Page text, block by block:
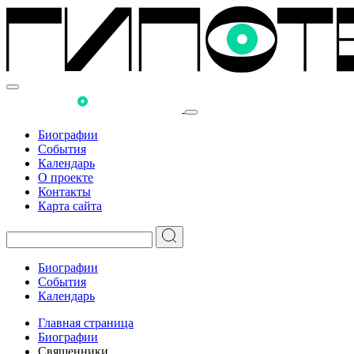
Биографии
События
Календарь
О проекте
Контакты
Карта сайта
Биографии
События
Календарь
Главная страница
Биографии
Священники